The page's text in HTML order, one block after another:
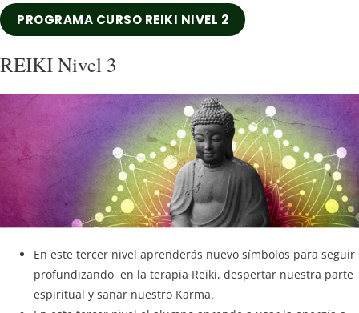
PROGRAMA CURSO REIKI NIVEL 2
REIKI Nivel 3
En este tercer nivel aprenderás nuevo símbolos para seguir
profundizando en la terapia Reiki, despertar nuestra parte
espiritual y sanar nuestro Karma.